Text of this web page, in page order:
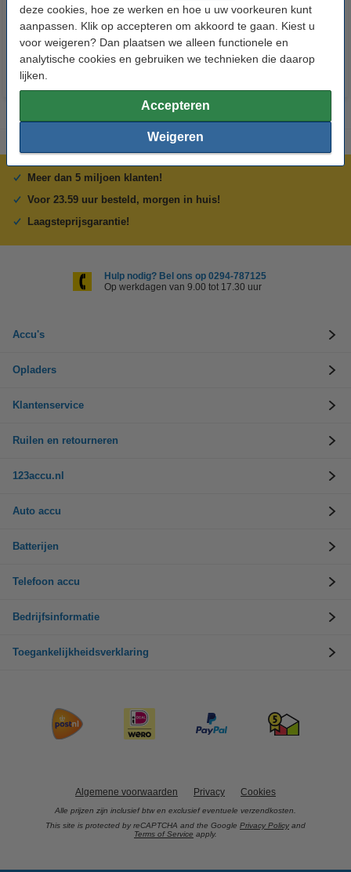
deze cookies, hoe ze werken en hoe u uw voorkeuren kunt
aanpassen. Klik op accepteren om akkoord te gaan. Kiest u
voor weigeren? Dan plaatsen we alleen functionele en
analytische cookies en gebruiken we technieken die daarop
lijken.
Accepteren
Weigeren
€ 14,50 € 13,05
Inclusief 21%
BTW
€ 5,95 € 5,36 Inclusief 21% BTW
Meer dan 5 miljoen klanten!
Voor 23.59 uur besteld, morgen in huis!
Laagsteprijsgarantie!
Hulp nodig? Bel ons op 0294-787125
Op werkdagen van 9.00 tot 17.30 uur
Accu's
Opladers
Klantenservice
Ruilen en retourneren
123accu.nl
Auto accu
Batterijen
Telefoon accu
Bedrijfsinformatie
Toegankelijkheidsverklaring
Algemene voorwaarden Privacy Cookies
Alle prijzen zijn inclusief btw en exclusief eventuele verzendkosten.
This site is protected by reCAPTCHA and the Google Privacy Policy and
Terms of Service apply.